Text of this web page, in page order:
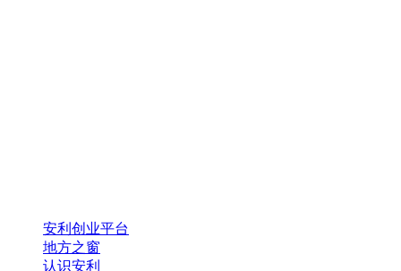
安利创业平台
地方之窗
认识安利